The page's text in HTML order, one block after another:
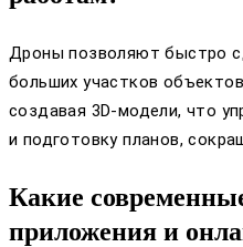
Дроны позволяют быстро
больших участков
создавая 3D-модели, что
и подготовку планов,
Какие
приложения и